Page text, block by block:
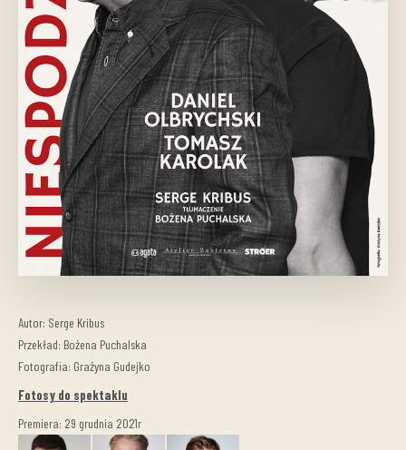
Autor: Serge Kribus
Przekład: Bożena Puchalska
Fotografia: Grażyna Gudejko
Fotosy do spektaklu
Premiera: 29 grudnia 2021r